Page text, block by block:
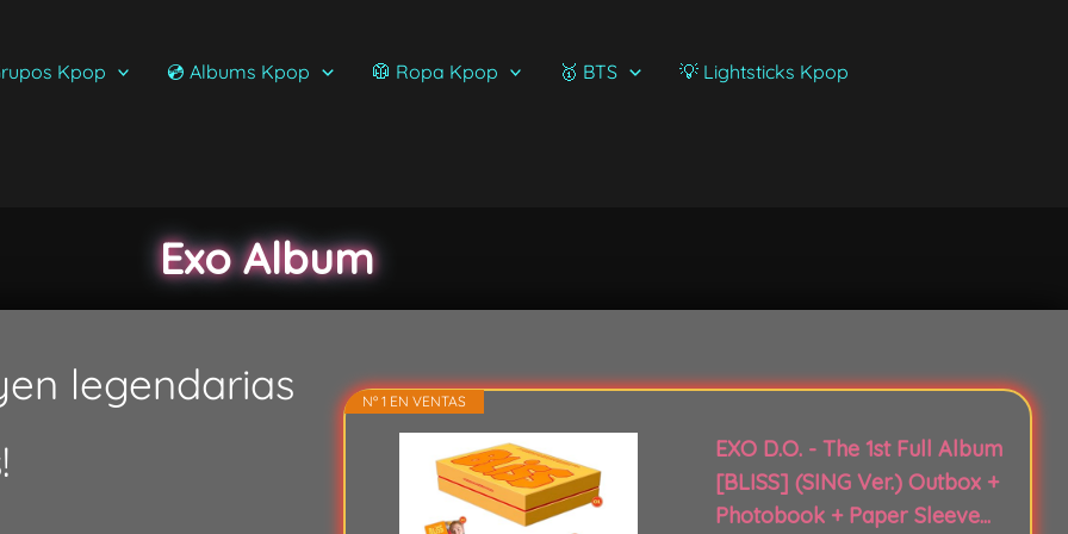
Kpop 💿 Albums Kpop 🥼 Ropa Kpop 🥇 BTS 💡 Lightsticks Kpop
Exo Album
legendarias
Nº 1 EN VENTAS
EXO D.O. - The 1st Full Album
[BLISS] (SING Ver.) Outbox +
Photobook + Paper Sleeve...